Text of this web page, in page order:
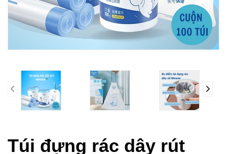
prev
Túi đựng rác dây rút